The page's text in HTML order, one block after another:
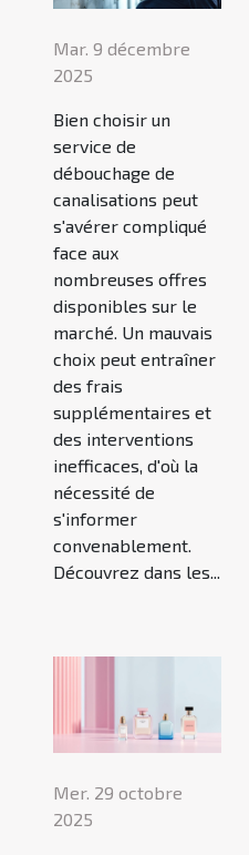
Mar. 9 décembre
2025
Bien choisir un
service de
débouchage de
canalisations peut
s'avérer compliqué
face aux
nombreuses offres
disponibles sur le
marché. Un mauvais
choix peut entraîner
des frais
supplémentaires et
des interventions
inefficaces, d'où la
nécessité de
s'informer
convenablement.
Découvrez dans les...
Mer. 29 octobre
2025